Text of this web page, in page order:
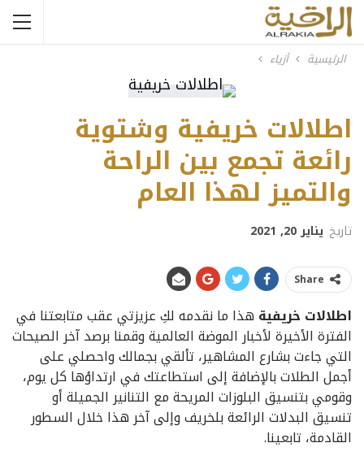
الرئيسية أزياء
اطلالات خريفية وشتوية
رائعة تجمع بين الراحة
والتميز لهذا العام
تاريخ يناير 20, 2021
Share
اطلالات خريفية هذا ما نقدمه لكِ عزيزتي عقب متابعتنا في
الفترة الأخيرة لأخبار الموضة العالمية وقمنا برصد آخر الصيحات
التي جاءت بشارع المشاهير، تألقي بجمالك واحصلي على
أجمل الطلات بالإضافة إلى استطاعتك في ارتداؤها كل يوم،
وقومي بتنسيق البلوزات المريحة مع التنانير الجميلة أو
تنسيق البدلات الرائعة بلخريف وإلى آخر هذا خلال السطور
القادمة، تابعينا.